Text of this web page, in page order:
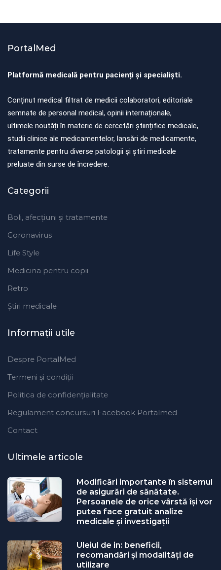
PortalMed
Platformă medicală pentru pacienți și specialiști.
Conținut medical filtrat de medicii colaboratori, editoriale
semnate de personal medical, opinii internaționale,
ultimele noutăți în materie de cercetări științifice medicale,
studii clinice ale medicamentelor, lansări de medicamente,
tratamente pentru diverse patologii și știri medicale
preluate din surse de încredere.
Categorii
Boli, afecțiuni și tratamente
Coronavirus
Life Style
Medicina pentru copii
Retro
Ştiri medicale
Informaţii utile
Despre PortalMed
Termeni și condiții
Politica de confidențialitate
Regulament concursuri Facebook Portalmed
Contact
Ultimele articole
Modificări importante în sistemul
de asigurări de sănătate.
Persoanele de orice vârstă își vor
putea face gratuit analize
medicale şi investigaţii
Uleiul de in: beneficii,
recomandări și modalități de
utilizare